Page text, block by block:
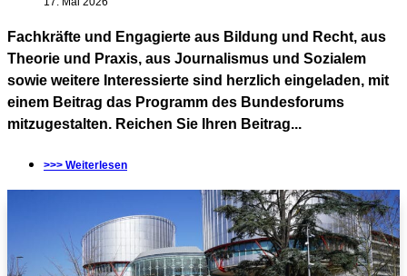
Fachkräfte und Engagierte aus Bildung und Recht, aus
Theorie und Praxis, aus Journalismus und Sozialem
sowie weitere Interessierte sind herzlich eingeladen, mit
einem Beitrag das Programm des Bundesforums
mitzugestalten. Reichen Sie Ihren Beitrag...
>>> Weiterlesen